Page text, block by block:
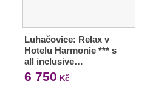
Luhačovice: Relax v
Hotelu Harmonie *** s
all inclusive…
6 750 Kč